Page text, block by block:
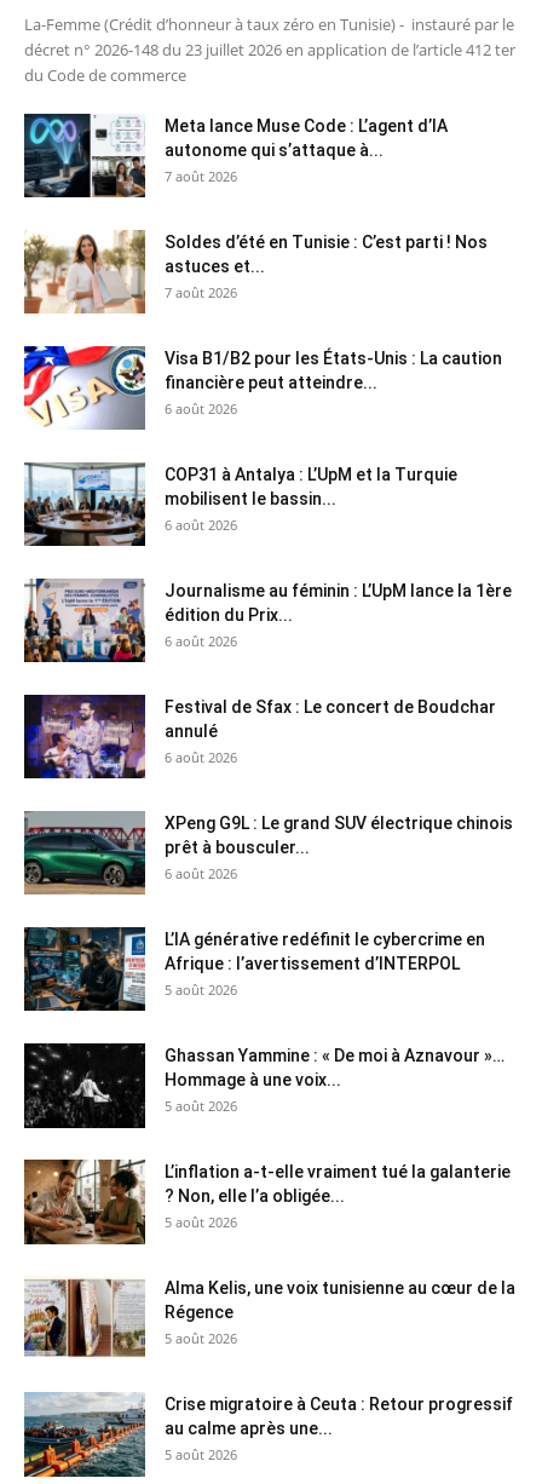
La-Femme (Crédit d’honneur à taux zéro en Tunisie) - instauré par le
décret n° 2026-148 du 23 juillet 2026 en application de l’article 412 ter
du Code de commerce
Meta lance Muse Code : L’agent d’IA
autonome qui s’attaque à...
7 août 2026
Soldes d’été en Tunisie : C’est parti ! Nos
astuces et...
7 août 2026
Visa B1/B2 pour les États-Unis : La caution
financière peut atteindre...
6 août 2026
COP31 à Antalya : L’UpM et la Turquie
mobilisent le bassin...
6 août 2026
Journalisme au féminin : L’UpM lance la 1ère
édition du Prix...
6 août 2026
Festival de Sfax : Le concert de Boudchar
annulé
6 août 2026
XPeng G9L : Le grand SUV électrique chinois
prêt à bousculer...
6 août 2026
L’IA générative redéfinit le cybercrime en
Afrique : l’avertissement d’INTERPOL
5 août 2026
Ghassan Yammine : « De moi à Aznavour »…
Hommage à une voix...
5 août 2026
L’inflation a-t-elle vraiment tué la galanterie
? Non, elle l’a obligée...
5 août 2026
Alma Kelis, une voix tunisienne au cœur de la
Régence
5 août 2026
Crise migratoire à Ceuta : Retour progressif
au calme après une...
5 août 2026